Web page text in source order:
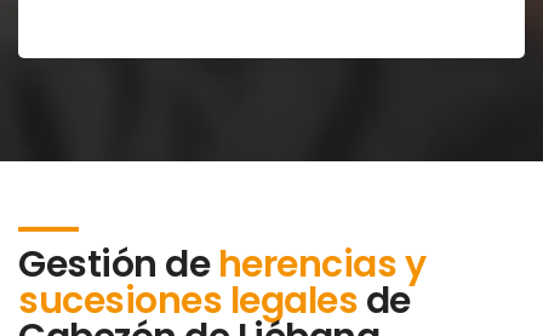
Gestión deherencias y
sucesiones legalesde